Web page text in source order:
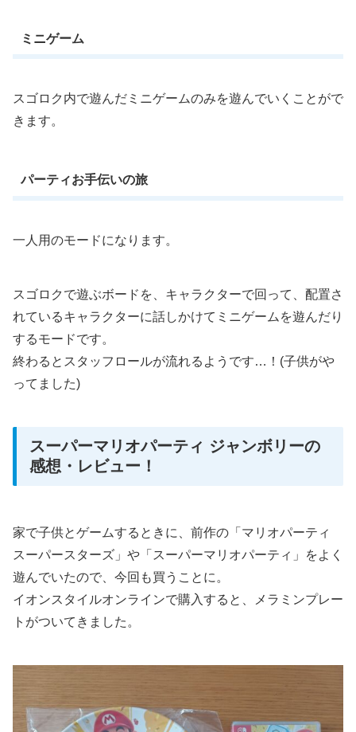
ミニゲーム
スゴロク内で遊んだミニゲームのみを遊んでいくことがで
きます。
パーティお手伝いの旅
一人用のモードになります。
スゴロクで遊ぶボードを、キャラクターで回って、配置さ
れているキャラクターに話しかけてミニゲームを遊んだり
するモードです。
終わるとスタッフロールが流れるようです…！(子供がや
ってました)
スーパーマリオパーティ ジャンボリーの
感想・レビュー！
家で子供とゲームするときに、前作の「マリオパーティ
スーパースターズ」や「スーパーマリオパーティ」をよく
遊んでいたので、今回も買うことに。
イオンスタイルオンラインで購入すると、メラミンプレー
トがついてきました。